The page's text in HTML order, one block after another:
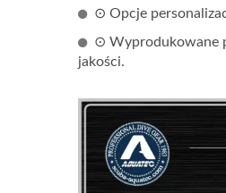
⊙ Opcje
⊙ Wyprodukowane
jakości.